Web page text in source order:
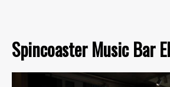
Spincoaster Music Bar